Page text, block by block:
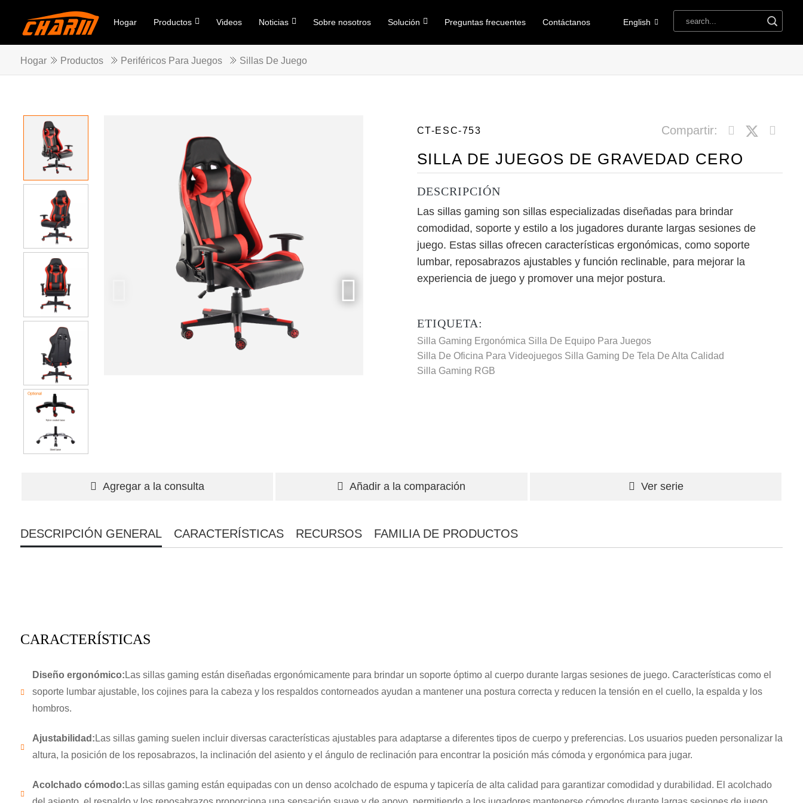
Hogar Productos Videos Noticias Sobre nosotros Solución Preguntas frecuentes Contáctanos English
Hogar Productos Periféricos Para Juegos Sillas De Juego
CT-ESC-753 Compartir:
SILLA DE JUEGOS DE GRAVEDAD CERO
DESCRIPCIÓN
Las sillas gaming son sillas especializadas diseñadas para brindar
comodidad, soporte y estilo a los jugadores durante largas sesiones de
juego. Estas sillas ofrecen características ergonómicas, como soporte
lumbar, reposabrazos ajustables y función reclinable, para mejorar la
experiencia de juego y promover una mejor postura.
ETIQUETA:
Silla Gaming Ergonómica Silla De Equipo Para Juegos
Silla De Oficina Para Videojuegos Silla Gaming De Tela De Alta Calidad
Silla Gaming RGB
Agregar a la consulta Añadir a la comparación Ver serie
DESCRIPCIÓN GENERAL CARACTERÍSTICAS RECURSOS FAMILIA DE PRODUCTOS
CARACTERÍSTICAS
Diseño ergonómico: Las sillas gaming están diseñadas ergonómicamente para brindar un soporte óptimo al cuerpo durante largas sesiones de juego. Características como el
soporte lumbar ajustable, los cojines para la cabeza y los respaldos contorneados ayudan a mantener una postura correcta y reducen la tensión en el cuello, la espalda y los
hombros.
Ajustabilidad: Las sillas gaming suelen incluir diversas características ajustables para adaptarse a diferentes tipos de cuerpo y preferencias. Los usuarios pueden personalizar la
altura, la posición de los reposabrazos, la inclinación del asiento y el ángulo de reclinación para encontrar la posición más cómoda y ergonómica para jugar.
Acolchado cómodo: Las sillas gaming están equipadas con un denso acolchado de espuma y tapicería de alta calidad para garantizar comodidad y durabilidad. El acolchado